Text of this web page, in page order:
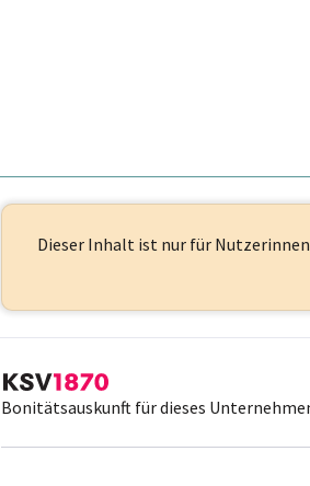
Dieser Inhalt ist nur für
Bonitätsauskunft für dieses